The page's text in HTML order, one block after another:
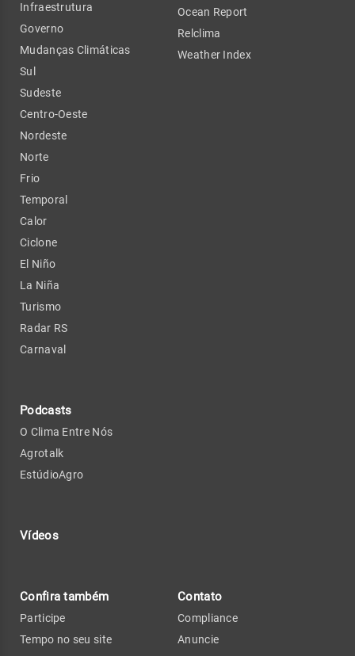
Infraestrutura
Governo
Mudanças Climáticas
Sul
Sudeste
Centro-Oeste
Nordeste
Norte
Frio
Temporal
Calor
Ciclone
El Niño
La Niña
Turismo
Radar RS
Carnaval
Podcasts
O Clima Entre Nós
Agrotalk
EstúdioAgro
Vídeos
Ocean Report
Relclima
Weather Index
Confira também
Participe
Tempo no seu site
Contato
Compliance
Anuncie